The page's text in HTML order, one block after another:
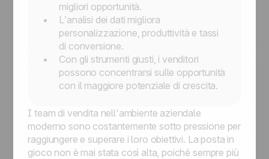
migliori opportunità.
L’analisi dei dati migliora
personalizzazione, produttività e tassi
di conversione.
Con gli strumenti giusti, i venditori
possono concentrarsi sulle opportunità
con il maggiore potenziale di crescita.
I team di vendita nell'ambiente aziendale
moderno sono costantemente sotto pressione per
raggiungere e superare i loro obiettivi. La posta in
gioco non è mai stata così alta, poiché sempre più